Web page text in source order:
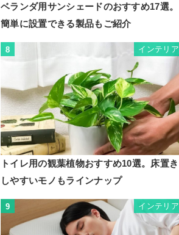
ベランダ用サンシェードのおすすめ17選。
簡単に設置できる製品もご紹介
8 インテリア
トイレ用の観葉植物おすすめ10選。床置き
しやすいモノもラインナップ
9 インテリア